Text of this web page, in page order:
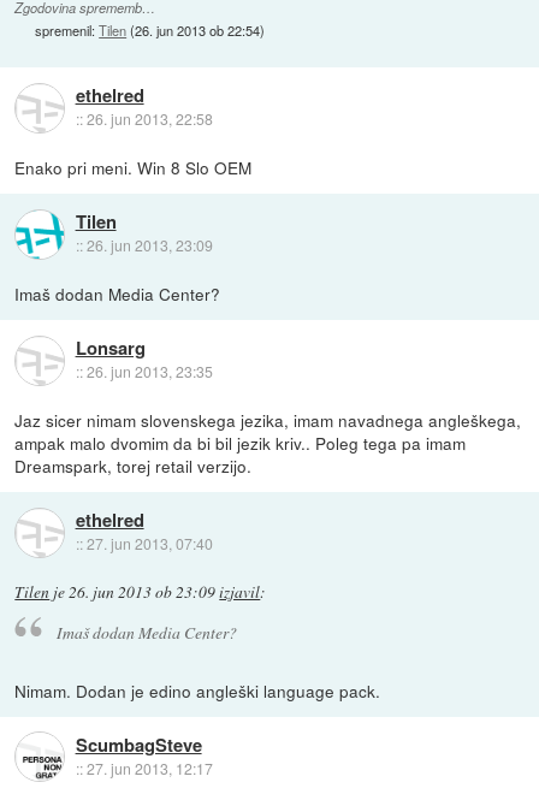
Zgodovina sprememb…
spremenil:Tilen(26. jun 2013 ob 22:54)
ethelred
::26. jun 2013, 22:58
Enako pri meni. Win 8 Slo OEM
Tilen
::26. jun 2013, 23:09
Imaš dodan Media Center?
Lonsarg
::26. jun 2013, 23:35
Jaz sicer nimam slovenskega jezika, imam navadnega angleškega,
ampak malo dvomim da bi bil jezik kriv.. Poleg tega pa imam
Dreamspark, torej retail verzijo.
ethelred
::27. jun 2013, 07:40
Tilen je26. jun 2013 ob 23:09izjavil:
Imaš dodan Media Center?
Nimam. Dodan je edino angleški language pack.
ScumbagSteve
::27. jun 2013, 12:17